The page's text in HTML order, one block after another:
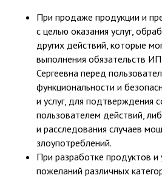
При продаже продукции и
с целью оказания услуг,
других действий, которые
выполнения обязательств
Сергеевна перед
функциональности и
и услуг, для подтверждения
пользователем действий,
и расследования случаев
злоупотреблений.
При разработке продуктов и
пожеланий различных